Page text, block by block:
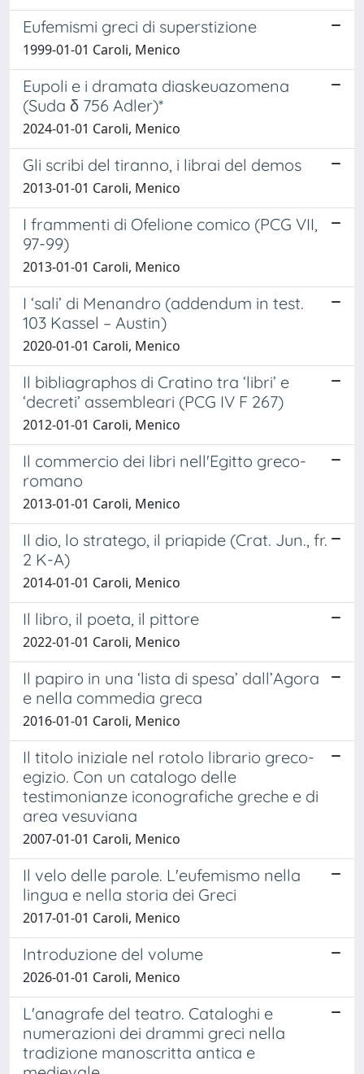
Eufemismi greci di superstizione
1999-01-01 Caroli, Menico
Eupoli e i dramata diaskeuazomena
(Suda δ 756 Adler)*
2024-01-01 Caroli, Menico
Gli scribi del tiranno, i librai del demos
2013-01-01 Caroli, Menico
I frammenti di Ofelione comico (PCG VII,
97-99)
2013-01-01 Caroli, Menico
I ‘sali’ di Menandro (addendum in test.
103 Kassel – Austin)
2020-01-01 Caroli, Menico
Il bibliagraphos di Cratino tra ‘libri’ e
‘decreti’ assembleari (PCG IV F 267)
2012-01-01 Caroli, Menico
Il commercio dei libri nell'Egitto greco-
romano
2013-01-01 Caroli, Menico
Il dio, lo stratego, il priapide (Crat. Jun., fr.
2 K-A)
2014-01-01 Caroli, Menico
Il libro, il poeta, il pittore
2022-01-01 Caroli, Menico
Il papiro in una ‘lista di spesa’ dall’Agora
e nella commedia greca
2016-01-01 Caroli, Menico
Il titolo iniziale nel rotolo librario greco-
egizio. Con un catalogo delle
testimonianze iconografiche greche e di
area vesuviana
2007-01-01 Caroli, Menico
Il velo delle parole. L'eufemismo nella
lingua e nella storia dei Greci
2017-01-01 Caroli, Menico
Introduzione del volume
2026-01-01 Caroli, Menico
L'anagrafe del teatro. Cataloghi e
numerazioni dei drammi greci nella
tradizione manoscritta antica e